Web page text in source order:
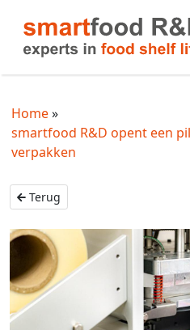
Home
smartfood R&D opent een
verpakken
Terug